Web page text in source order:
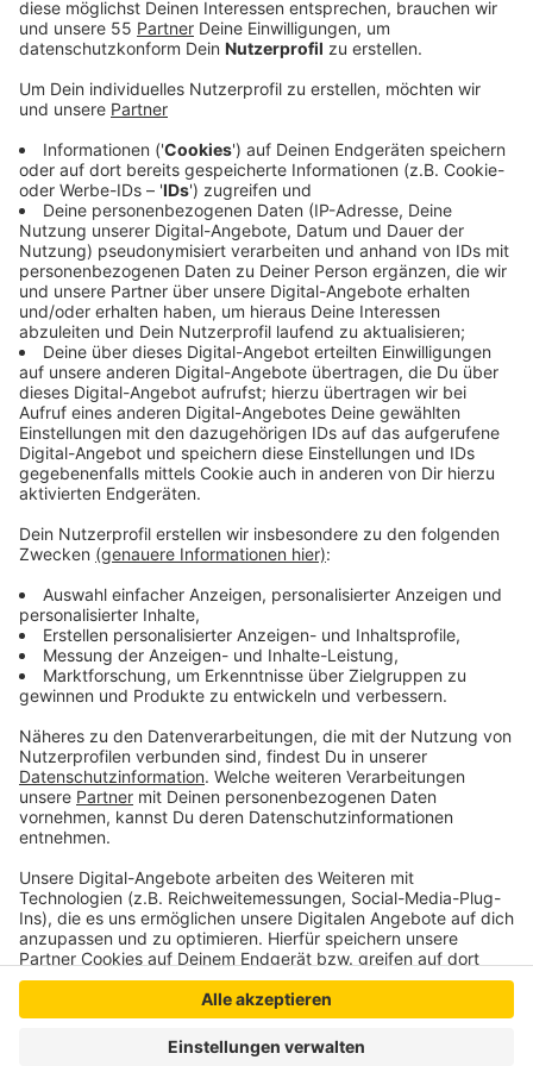
Anzeige
steil bei YouTube.
Anzeige
Wir benötigen Ihre
Zustimmung, um den YouTube
Video-Service zu laden!
Wir verwenden einen Service eines
Drittanbieters, um Videoinhalte
einzubetten. Dieser Service kann
Daten zu Ihren Aktivitäten
sammeln. Bitte lesen Sie die
Nutzung des Service zu, um dieses
Mehr Informationen
Akzeptieren
powered by
Usercentrics Consent
Management Platform
Daði og Gagnamagnið - Think About Things
Anzeige
Anzeige